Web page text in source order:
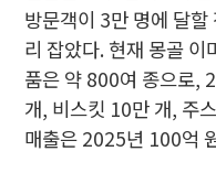
방문객이 3만 명에 달
리 잡았다. 현재 몽골
품은 약 800여 종으로,
개, 비스킷 10만 개, 주
매출은 2025년 100억